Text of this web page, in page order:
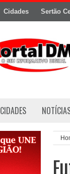
Cidades Sertão
CIDADES